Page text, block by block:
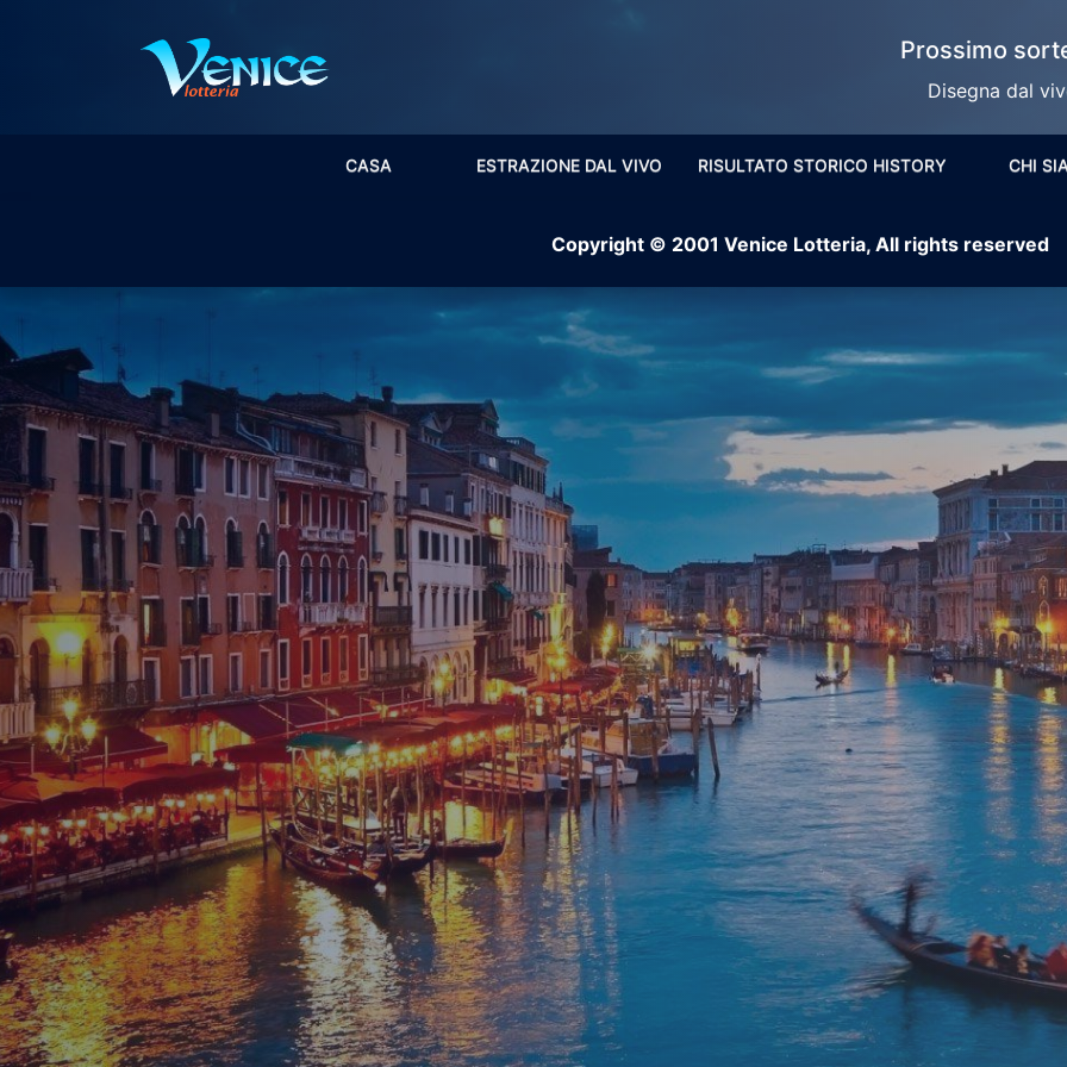
Prossimo
Disegna dal
CASA ESTRAZIONE DAL VIVO RISULTATO STORICO HISTORY CHI
Copyright © 2001 Venice Lotteria, All rights reserved